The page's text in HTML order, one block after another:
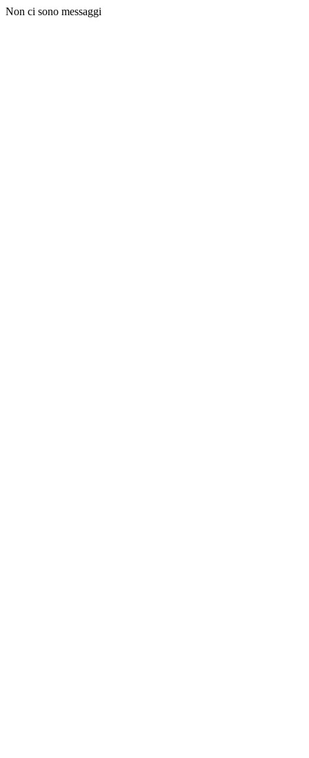
Non ci sono messaggi